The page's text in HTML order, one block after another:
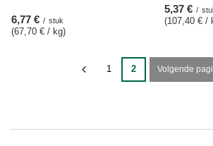
6,77 € / stuk
(67,70 € / kg)
5,37 € /
(107,40 € /
1 2 Volgende